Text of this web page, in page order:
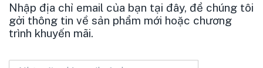
Nhập địa chỉ email của bạn tại đây, để chúng tôi
gởi thông tin về sản phẩm mới hoặc chương
trình khuyến mãi.